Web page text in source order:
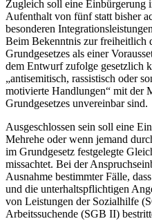
Zugleich soll eine Einbürgerung
Aufenthalt von fünf statt bisher
besonderen
Beim Bekenntnis zur freiheitlich
Grundgesetzes als einer
dem Entwurf zufolge gesetzlich
„antisemitisch, rassistisch oder
motivierte Handlungen“ mit der
Grundgesetzes unvereinbar sind.
Ausgeschlossen sein soll eine
Mehrehe oder wenn jemand
im Grundgesetz festgelegte
missachtet. Bei der
Ausnahme bestimmter Fälle,
und die unterhaltspflichtigen
von Leistungen der Sozialhilfe
Arbeitssuchende (SGB II)